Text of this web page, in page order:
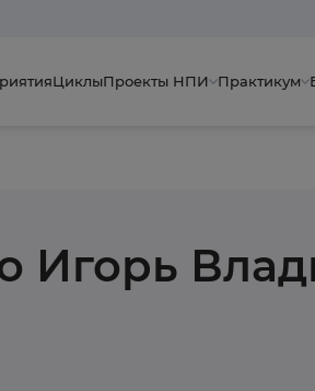
ЦиклыПроекты НПИ Практикум
Игорь